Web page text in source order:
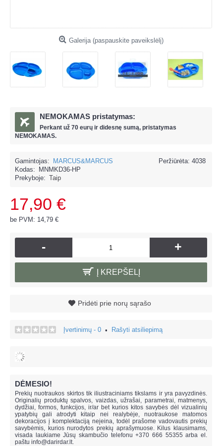
Galerija (paspauskite paveikslėlį)
NEMOKAMAS pristatymas:
Perkant už 70 eurų ir didesnę sumą, pristatymas
NEMOKAMAS.
Peržiūrėta: 4038
Gamintojas:
MARCUS&MARCUS
Kodas:
MNMKD36-HP
Prekyboje: Taip
17,90 €
be PVM: 14,79 €
- +
Į KREPŠELĮ
Pridėti prie norų sąrašo
Įvertinimų - 0 • Rašyti atsiliepimą
DĖMESIO!
Prekių nuotraukos skirtos tik iliustraciniams tikslams ir yra pavyzdinės.
Originalių produktų spalvos, vaizdas, užrašai, parametrai, matmenys,
dydžiai, formos, funkcijos, ir/ar bet kurios kitos savybės dėl vizualinių
ypatybių gali atrodyti kitaip nei realybėje, nuotraukose matomos
dekoracijos į komplektaciją neįeina, todėl prašome vadovautis prekių
savybėmis, kurios nurodytos prekių aprašymuose. Kilus klausimams,
visada laukiame Jūsų skambučio telefonu +370 666 55355 arba el.
paštu info@darirdar.lt.